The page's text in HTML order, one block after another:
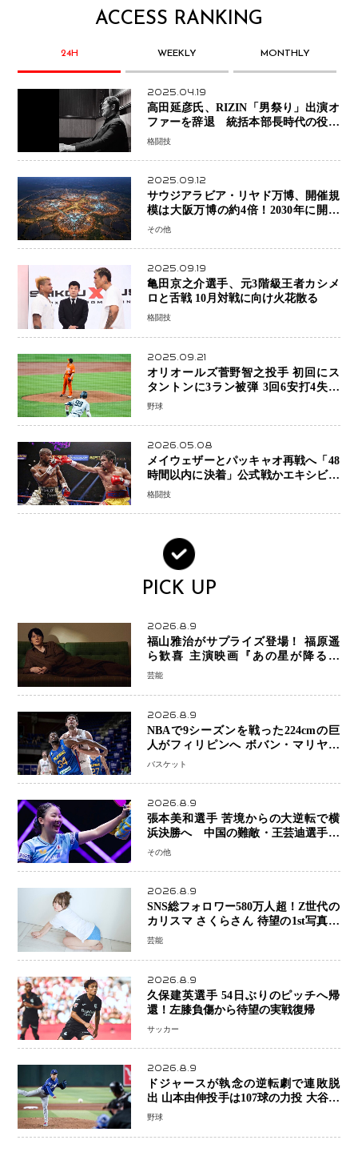
ACCESS RANKING
24H WEEKLY MONTHLY
2025.04.19
高田延彦氏、RIZIN「男祭り」出演オ
ファーを辞退 統括本部長時代の役目
「すでに終えています」と明言
格闘技
2025.09.12
サウジアラビア・リヤド万博、開催規
模は大阪万博の約4倍！2030年に開幕
予定
その他
2025.09.19
亀田京之介選手、元3階級王者カシメ
格闘技
2025.09.21
オリオールズ菅野智之投手 初回にス
タントンに3ラン被弾 3回6安打4失点
で降板
野球
2026.05.08
メイウェザーとパッキャオ再戦へ「48
時間以内に決着」公式戦かエキシビシ
ョンか混迷続く
格闘技
PICK UP
2026.8.9
福山雅治がサプライズ登場！ 福原遥
ら歓喜 主演映画『あの星が降る丘
で、君とまた出会いたい。』舞台あい
芸能
2026.8.9
NBAで9シーズンを戦った224cmの巨
人がフィリピンへ ボバン・マリヤノ
ビッチ ジョーンズカップで新たな挑
バスケット
2026.8.9
張本美和選手 苦境からの大逆転で横
浜決勝へ 中国の難敵・王芸迪選手を
撃破「ここからまた行くぞ」兄・智和
その他
2026.8.9
SNS総フォロワー580万人超！Z世代の
カリスマ さくらさん 待望の1st写真集
が11月5日発売決定 沖縄で“今しか残
芸能
2026.8.9
久保建英選手 54日ぶりのピッチへ帰
還！左膝負傷から待望の実戦復帰
サッカー
2026.8.9
ドジャースが執念の逆転劇で連敗脱
出 山本由伸投手は107球の力投 大谷翔
平選手が延長10回に勝利を呼び込む一
野球